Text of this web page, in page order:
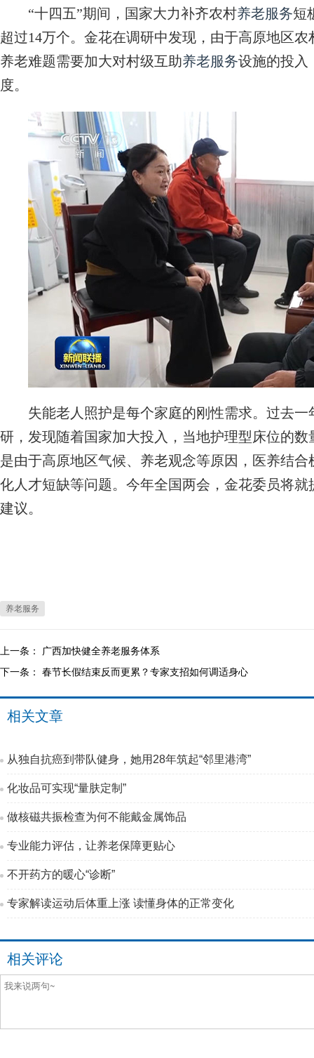
“十四五”期间，国家大力补齐农村养老服务短
超过14万个。金花在调研中发现，由于高原地区
养老难题需要加大对村级互助养老服务设施的投入
度。
失能老人照护是每个家庭的刚性需求。过去一
研，发现随着国家加大投入，当地护理型床位的
是由于高原地区气候、养老观念等原因，医养结
化人才短缺等问题。今年全国两会，金花委员将
建议。
养老服务
上一条：
广西加快健全养老服务体系
下一条： 春节长假结束反而更累？专家支招如何调适身心
相关文章
从独自抗癌到带队健身，她用28年筑起“邻里港湾”
化妆品可实现“量肤定制”
做核磁共振检查为何不能戴金属饰品
专业能力评估，让养老保障更贴心
不开药方的暖心“诊断”
专家解读运动后体重上涨 读懂身体的正常变化
相关评论